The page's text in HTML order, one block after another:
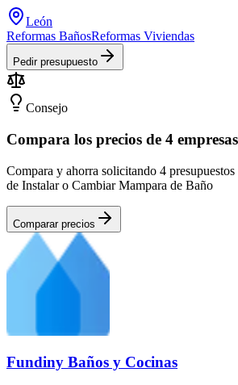
León
Reformas BañosReformas Viviendas
Pedir presupuesto
Consejo
Compara los precios de 4 empresas
Compara y ahorra solicitando 4 presupuestos
de Instalar o Cambiar Mampara de Baño
Comparar precios
Fundiny Baños y Cocinas